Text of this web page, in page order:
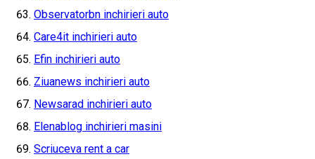
Observatorbn inchirieri auto
Care4it inchirieri auto
Efin inchirieri auto
Ziuanews inchirieri auto
Newsarad inchirieri auto
Elenablog inchirieri masini
Scriuceva rent a car